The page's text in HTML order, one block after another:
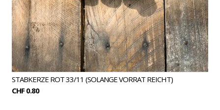
STABKERZE ROT 33/11 (SOLANGE VORRAT REICHT)
CHF 0.80